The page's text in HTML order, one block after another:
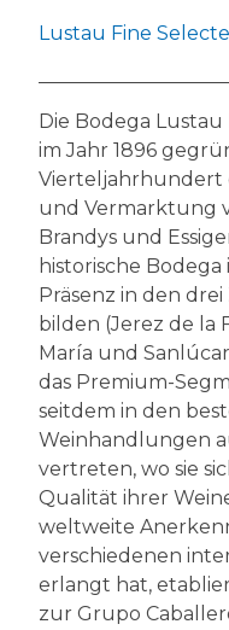
Lustau Fine
Die Bodega
im Jahr 1896
Vierteljahrhundert
und Vermarktung
Brandys und
historische
Präsenz in den
bilden (Jerez de la
María und
das Premium-
seitdem in den
Weinhandlungen
vertreten, wo sie
Qualität ihrer
weltweite
verschiedenen
erlangt hat,
zur Grupo